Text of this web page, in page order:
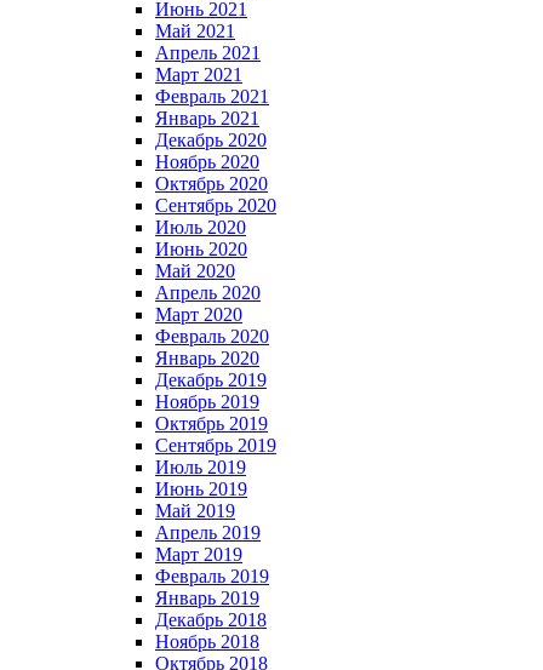
Июнь 2021
Май 2021
Апрель 2021
Март 2021
Февраль 2021
Январь 2021
Декабрь 2020
Ноябрь 2020
Октябрь 2020
Сентябрь 2020
Июль 2020
Июнь 2020
Май 2020
Апрель 2020
Март 2020
Февраль 2020
Январь 2020
Декабрь 2019
Ноябрь 2019
Октябрь 2019
Сентябрь 2019
Июль 2019
Июнь 2019
Май 2019
Апрель 2019
Март 2019
Февраль 2019
Январь 2019
Декабрь 2018
Ноябрь 2018
Октябрь 2018